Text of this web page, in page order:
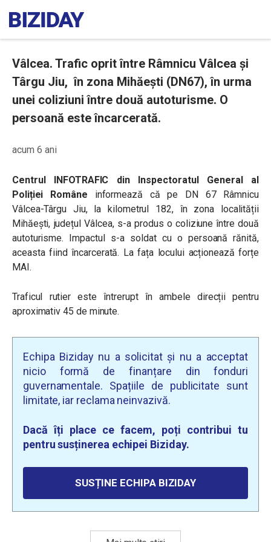
Vâlcea. Trafic oprit între Râmnicu Vâlcea și
Târgu Jiu, în zona Mihăești (DN67), în urma
unei coliziuni între două autoturisme. O
persoană este încarcerată.
acum 6 ani
Centrul INFOTRAFIC din Inspectoratul General al
Poliției Române informează că pe DN 67 Râmnicu
Vâlcea-Târgu Jiu, la kilometrul 182, în zona localității
Mihăești, județul Vâlcea, s-a produs o coliziune între două
autoturisme. Impactul s-a soldat cu o persoană rănită,
aceasta fiind încarcerată. La fața locului acționează forțe
MAI.
Traficul rutier este întrerupt în ambele direcții pentru
aproximativ 45 de minute.
Echipa Biziday nu a solicitat și nu a acceptat
nicio formă de finanțare din fonduri
guvernamentale. Spațiile de publicitate sunt
limitate, iar reclama neinvazivă.
Dacă îți place ce facem, poți contribui tu
pentru susținerea echipei Biziday.
SUSȚINE ECHIPA BIZIDAY